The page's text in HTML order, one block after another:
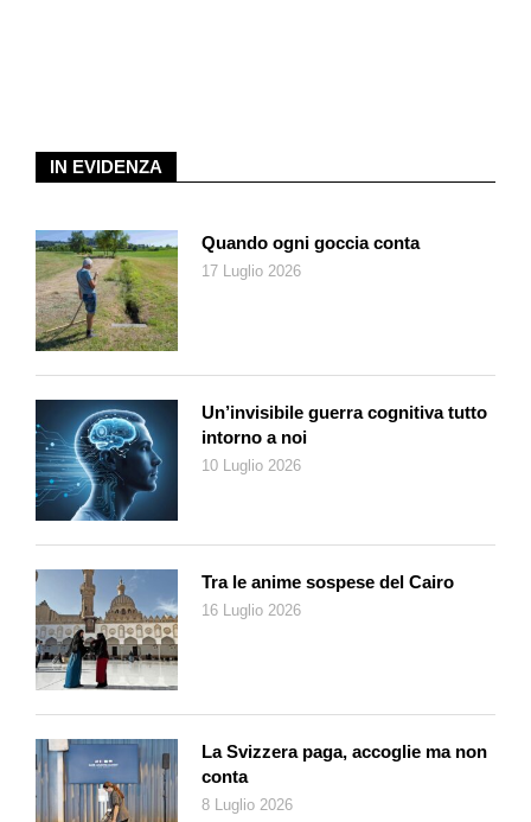
pubblicato dall’Ufficio federale per l’approvvigionamento
economico. «Le scorte sono pensate per affrontare una
conservazione e cibi pronti al consumo, acqua (9 litri a testa),
oltre a una radio a batterie, una torcia, candele, fiammiferi e un
accendino. È raccomandata anche una riserva minima di
denaro contante – utile in caso di blackout – nonché prodotti
per l’igiene personale e medicamenti di base». Sull’opuscolo
per determinare le quantità consigliate in base alle proprie
esigenze.
Cinque giorni di tempo
l’importanza delle costruzioni protette, chiamate «rifugi» (e,
impropriamente, «bunker»). In Svizzera, infatti, ogni abitante
deve disporre di un posto protetto, privato o pubblico,
raggiungibile in tempo utile dalla sua abitazione, come previsto
dalla Legge federale sulla protezione della popolazione. In caso
di emergenza, il Consiglio federale può ordinarne «la messa in
prontezza», che deve avvenire entro cinque giorni (una misura
mai attuata finora). «Questo significa che i rifugi devono
essere accessibili e funzionanti entro quel lasso di tempo».
IN EVIDENZA
Quando ogni goccia conta
17 Luglio 2026
Un’invisibile guerra cognitiva tutto
intorno a noi
10 Luglio 2026
Tra le anime sospese del Cairo
16 Luglio 2026
La Svizzera paga, accoglie ma non
conta
8 Luglio 2026